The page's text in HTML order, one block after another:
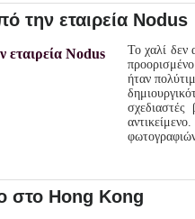
την εταιρεία Nodus
Το χαλί δεν
ήταν
στο Hong Kong